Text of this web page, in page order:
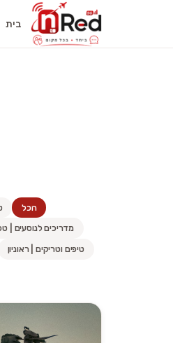
בית
הכל
מדריכים לנוסעים |
טיפים וטריקים | ראוניון